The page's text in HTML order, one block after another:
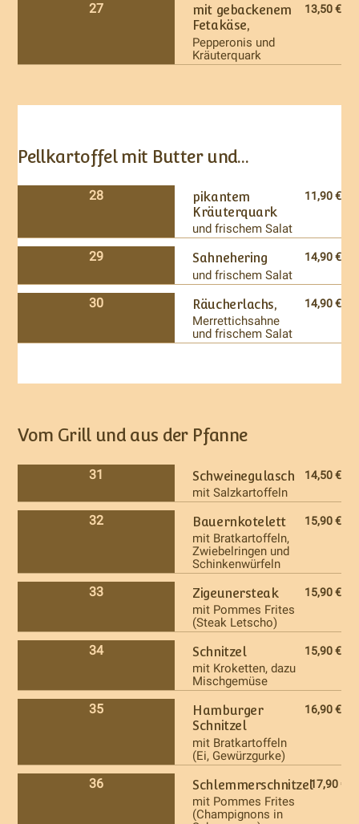
27
mit gebackenem
Fetakäse,
Pepperonis und
Kräuterquark
13,50 €
Pellkartoffel mit Butter und…
28
pikantem
Kräuterquark
und frischem Salat
11,90 €
29 Sahnehering
und frischem Salat
14,90 €
30 Räucherlachs,
Merrettichsahne
und frischem Salat
14,90 €
Vom Grill und aus der Pfanne
31 Schweinegulasch
mit Salzkartoffeln
14,50 €
32 Bauernkotelett
mit Bratkartoffeln,
Zwiebelringen und
Schinkenwürfeln
15,90 €
33 Zigeunersteak
mit Pommes Frites
(Steak Letscho)
15,90 €
34 Schnitzel
mit Kroketten, dazu
Mischgemüse
15,90 €
35
Hamburger
Schnitzel
mit Bratkartoffeln
(Ei, Gewürzgurke)
16,90 €
36 Schlemmerschnitzel
mit Pommes Frites
(Champignons in
17,90 €